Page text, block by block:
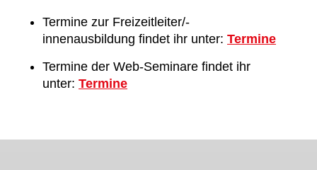
Termine zur Freizeitleiter/-
innenausbildung findet ihr unter: Termine
Termine der Web-Seminare findet ihr
unter: Termine